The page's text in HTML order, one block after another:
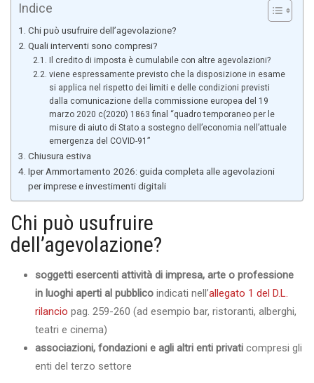
Indice
Chi può usufruire dell’agevolazione?
Quali interventi sono compresi?
Il credito di imposta è cumulabile con altre agevolazioni?
viene espressamente previsto che la disposizione in esame
si applica nel rispetto dei limiti e delle condizioni previsti
dalla comunicazione della commissione europea del 19
marzo 2020 c(2020) 1863 final “quadro temporaneo per le
misure di aiuto di Stato a sostegno dell’economia nell’attuale
emergenza del COVID-91”
Chiusura estiva
Iper Ammortamento 2026: guida completa alle agevolazioni
per imprese e investimenti digitali
Chi può usufruire
dell’agevolazione?
soggetti esercenti attività di impresa, arte o professione
in luoghi aperti al pubblico indicati nell’allegato 1 del D.L.
rilancio pag. 259-260 (ad esempio bar, ristoranti, alberghi,
teatri e cinema)
associazioni, fondazioni e agli altri enti privati compresi gli
enti del terzo settore